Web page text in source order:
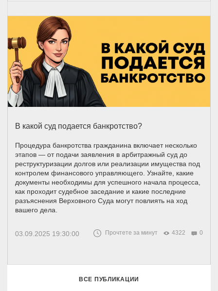
В какой суд подается банкротство?
Процедура банкротства гражданина включает несколько
этапов — от подачи заявления в арбитражный суд до
реструктуризации долгов или реализации имущества под
контролем финансового управляющего. Узнайте, какие
документы необходимы для успешного начала процесса,
как проходит судебное заседание и какие последние
разъяснения Верховного Суда могут повлиять на ход
вашего дела.
03.09.2025 19:30:00 Прочтете за минут 4322 0
ВСЕ ПУБЛИКАЦИИ